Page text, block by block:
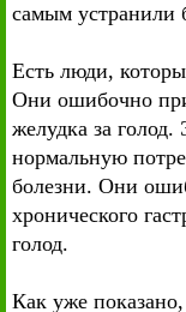
самым устранили
Есть люди,
Они ошибочно
желудка за
нормальную
болезни. Они
хронического
голод.
Как уже